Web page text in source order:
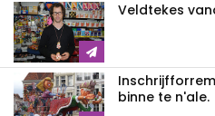
Veldtekes
binne te n'ale.